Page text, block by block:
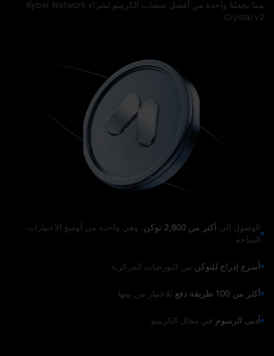
مما يجعلنا واحدة من أفضل منصات الكريبتو لشراء Kyber Network
Crystal v2.
الوصول إلى أكثر من 2,800 توكن
، وهي واحدة من أوسع الاختيارات
المتاحة
أسرع إدراج للتوكن بين البورصات المركزية
أكثر من 100 طريقة دفع للاختيار من بينها
أدنى الرسوم في مجال الكربيتو